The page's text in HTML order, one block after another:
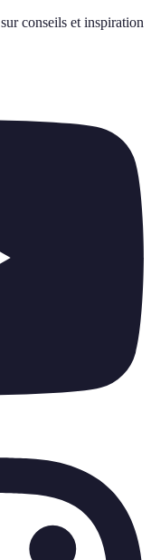
conseils et inspiration